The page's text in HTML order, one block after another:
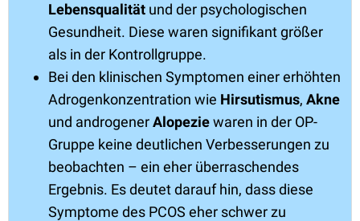
Lebensqualität und der psychologischen
Gesundheit. Diese waren signifikant größer
als in der Kontrollgruppe.
Bei den klinischen Symptomen einer erhöhten
Adrogenkonzentration wie Hirsutismus, Akne
und androgenerAlopeziewaren in der OP-
Gruppe keine deutlichen Verbesserungen zu
beobachten – ein eher überraschendes
Ergebnis. Es deutet darauf hin, dass diese
Symptome des PCOS eher schwer zu